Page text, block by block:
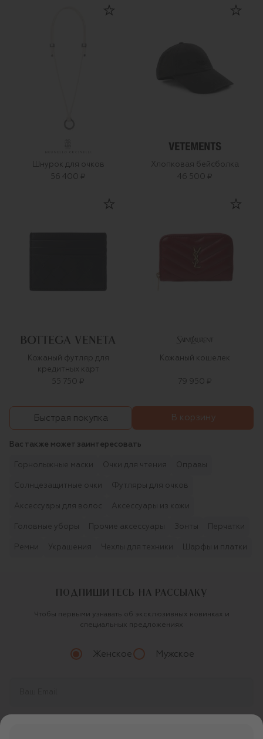
Шнурок для очков
56 400 ₽
Хлопковая бейсболка
46 500 ₽
Кожаный футляр для
кредитных карт
55 750 ₽
Кожаный кошелек
79 950 ₽
Быстрая покупка В корзину
Вас также может заинтересовать
Горнолыжные маски Очки для чтения Оправы
Солнцезащитные очки Футляры для очков
Аксессуары для волос Аксессуары из кожи
Головные уборы Прочие аксессуары Зонты Перчатки
Ремни Украшения Чехлы для техники Шарфы и платки
ПОДПИШИТЕСЬ НА РАССЫЛКУ
Чтобы первыми узнавать об эксклюзивных новинках и
специальных предложениях
Женское Мужское